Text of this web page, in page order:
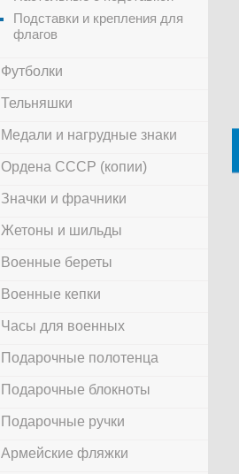
Подставки и крепления для
флагов
Футболки
Тельняшки
Медали и нагрудные знаки
Ордена СССР (копии)
Значки и фрачники
Жетоны и шильды
Военные береты
Военные кепки
Часы для военных
Подарочные полотенца
Подарочные блокноты
Подарочные ручки
Армейские фляжки